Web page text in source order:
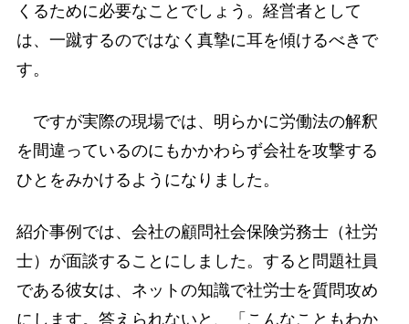
くるために必要なことでしょう。経営者として
は、一蹴するのではなく真摯に耳を傾けるべきで
す。
ですが実際の現場では、明らかに労働法の解釈
を間違っているのにもかかわらず会社を攻撃する
ひとをみかけるようになりました。
紹介事例では、会社の顧問社会保険労務士（社労
士）が面談することにしました。すると問題社員
である彼女は、ネットの知識で社労士を質問攻め
にします。答えられないと、「こんなこともわか